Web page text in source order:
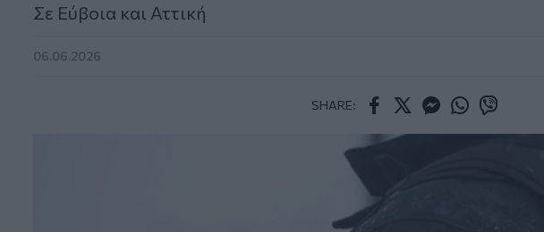
Σε Εύβοια και Αττική
06.06.2026
SHARE: